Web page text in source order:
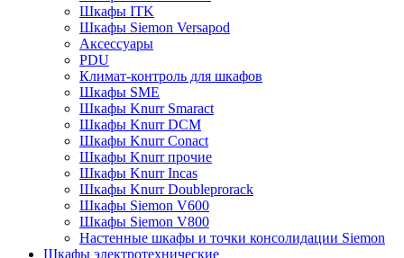
Шкафы ITK
Шкафы Siemon Versapod
Аксессуары
PDU
Климат-контроль для шкафов
Шкафы SME
Шкафы Knurr Smaract
Шкафы Knurr DCM
Шкафы Knurr Conact
Шкафы Knurr прочие
Шкафы Knurr Incas
Шкафы Knurr Doubleprorack
Шкафы Siemon V600
Шкафы Siemon V800
Настенные шкафы и точки консолидации Siemon
Шкафы электротехнические